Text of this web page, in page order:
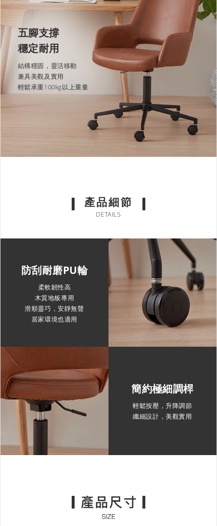
五腳支撐
穩定耐用
結構穩固，靈活移動
兼具美觀及實用
輕鬆承重100kg以上重量
產品細節
DETAILS
防刮耐磨PU輪
柔軟韌性高
木質地板專用
滑順靈巧，安靜無聲
居家環境也適用
簡約極細調桿
輕鬆按壓，升降調節
纖細設計，美觀實用